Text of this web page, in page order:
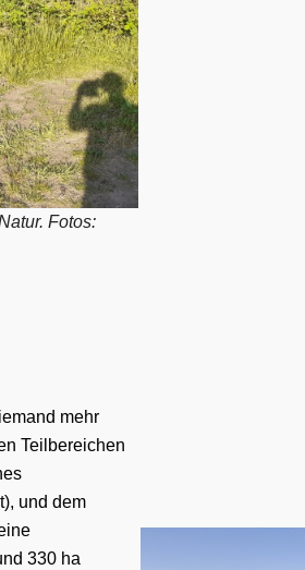
Fotos:
mehr
Teilbereichen
und dem
330 ha